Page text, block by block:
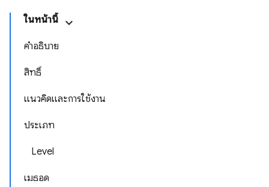
ในหน้านี้
คำอธิบาย
สิทธิ์
แนวคิดและการใช้งาน
ประเภท
Level
เมธอด